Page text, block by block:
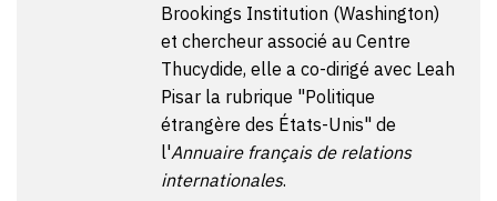
Brookings Institution (Washington)
et chercheur associé au Centre
Thucydide, elle a co-dirigé avec Leah
Pisar la rubrique "Politique
étrangère des États-Unis" de
l'Annuaire français de relations
internationales.